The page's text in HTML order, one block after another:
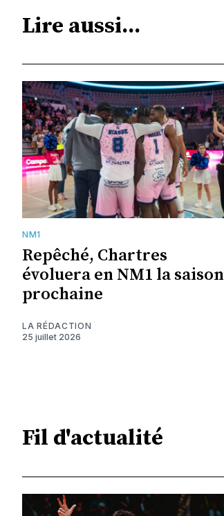
Lire aussi...
NM1
Repêché, Chartres
évoluera en NM1 la saison
prochaine
LA RÉDACTION
25 juillet 2026
Fil d'actualité